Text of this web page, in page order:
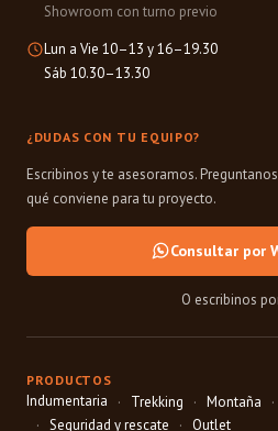
Showroom con turno previo
Lun a Vie 10–13 y 16–19.30
Sáb 10.30–13.30
¿DUDAS CON TU EQUIPO?
Escribinos y te asesoramos.
qué conviene para tu proyecto.
Consultar por
O escribinos
PRODUCTOS
Indumentaria Trekking Montaña
Seguridad y rescate
Outlet